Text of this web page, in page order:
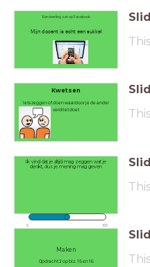
Een leerling zet op Facebook
Mijn docent is echt een sukkel
Kwetsen
Iets zeggen of doen waardoor je de ander
verdriet doet
Ik vind dat je altijd mag zeggen wat je
denkt, dus je mening mag geven
0 100
Maken
Opdracht 2 op blz. 15 en 16